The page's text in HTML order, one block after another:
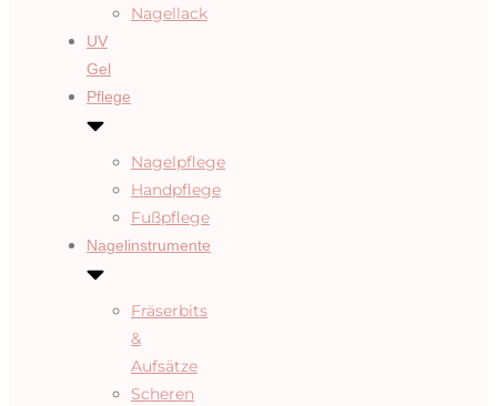
Nagellack
UV
Gel
Pflege
Nagelpflege
Handpflege
Fußpflege
Nagelinstrumente
Fräserbits
&
Aufsätze
Scheren